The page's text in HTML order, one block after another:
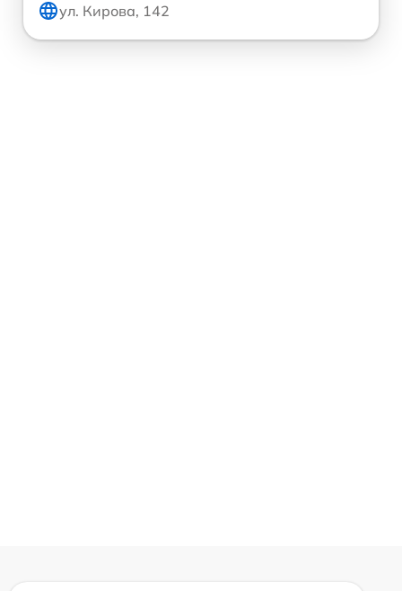
ул. Кирова, 142